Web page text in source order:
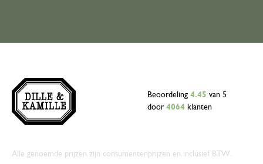
Beoordeling 4.45 van 5
door 4064 klanten
Alle genoemde prijzen zijn consumentenprijzen en inclusief BTW.